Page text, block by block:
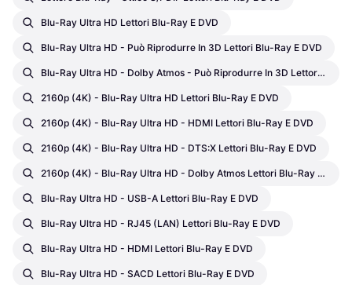
Blu-Ray Ultra HD Lettori Blu-Ray E DVD
Blu-Ray Ultra HD - Può Riprodurre In 3D Lettori Blu-Ray E DVD
Blu-Ray Ultra HD - Dolby Atmos - Può Riprodurre In 3D Lettori Blu-Ray E DVD
2160p (4K) - Blu-Ray Ultra HD Lettori Blu-Ray E DVD
2160p (4K) - Blu-Ray Ultra HD - HDMI Lettori Blu-Ray E DVD
2160p (4K) - Blu-Ray Ultra HD - DTS:X Lettori Blu-Ray E DVD
2160p (4K) - Blu-Ray Ultra HD - Dolby Atmos Lettori Blu-Ray E DVD
Blu-Ray Ultra HD - USB-A Lettori Blu-Ray E DVD
Blu-Ray Ultra HD - RJ45 (LAN) Lettori Blu-Ray E DVD
Blu-Ray Ultra HD - HDMI Lettori Blu-Ray E DVD
Blu-Ray Ultra HD - SACD Lettori Blu-Ray E DVD